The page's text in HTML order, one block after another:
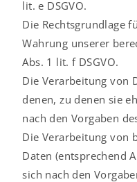
lit. e DSGVO.
Die Rechtsgrundlage
Wahrung unserer
Abs. 1 lit. f DSGVO.
Die Verarbeitung von
denen, zu denen sie
nach den Vorgaben
Die Verarbeitung von
Daten (entsprechend
sich nach den